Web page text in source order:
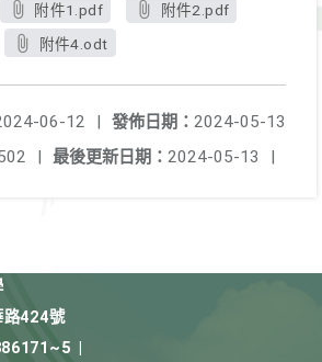
附件1.pdf
附件2.pdf
附件4.odt
發佈日期： 2024-05-13
06-12
|
最後更新日期： 2024-05-13 |
|
路424號